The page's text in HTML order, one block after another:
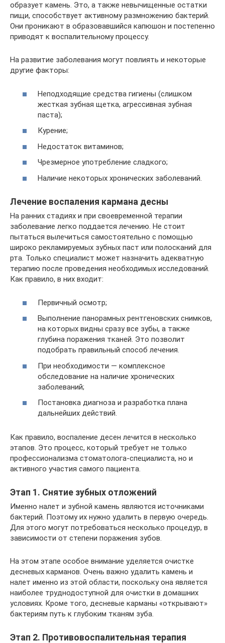
образует камень. Это, а также невычищенные остатки
пищи, способствует активному размножению бактерий.
Они проникают в образовавшийся капюшон и постепенно
приводят к воспалительному процессу.
На развитие заболевания могут повлиять и некоторые
другие факторы:
Неподходящие средства гигиены (слишком
жесткая зубная щетка, агрессивная зубная
паста);
Курение;
Недостаток витаминов;
Чрезмерное употребление сладкого;
Наличие некоторых хронических заболеваний.
Лечение воспаления кармана десны
На ранних стадиях и при своевременной терапии
заболевание легко поддается лечению. Не стоит
пытаться вылечиться самостоятельно с помощью
широко рекламируемых зубных паст или полосканий для
рта. Только специалист может назначить адекватную
терапию после проведения необходимых исследований.
Как правило, в них входит:
Первичный осмотр;
Выполнение панорамных рентгеновских снимков,
на которых видны сразу все зубы, а также
глубина поражения тканей. Это позволит
подобрать правильный способ лечения.
При необходимости — комплексное
обследование на наличие хронических
заболеваний;
Постановка диагноза и разработка плана
дальнейших действий.
Как правило, воспаление десен лечится в несколько
этапов. Это процесс, который требует не только
профессионализма стоматолога-специалиста, но и
активного участия самого пациента.
Этап 1. Снятие зубных отложений
Именно налет и зубной камень являются источниками
бактерий. Поэтому их нужно удалить в первую очередь.
Для этого могут потребоваться несколько процедур, в
зависимости от степени поражения зубов.
На этом этапе особое внимание уделяется очистке
десневых карманов. Очень важно удалить камень и
налет именно из этой области, поскольку она является
наиболее труднодоступной для очистки в домашних
условиях. Кроме того, десневые карманы «открывают»
бактериям путь к глубоким тканям зуба.
Этап 2. Противовоспалительная терапия